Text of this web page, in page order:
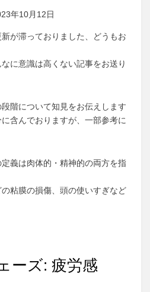
者おわむぎ
年10月12日
が滞っておりました、どうもお
に意識は高くない記事をお送り
階について知見をお伝えします
含んでおりますが、一部参考に
義は肉体的・精神的の両方を指
粘膜の損傷、頭の使いすぎなど
ーズ: 疲労感